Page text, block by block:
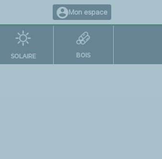
Mon espace
SOLAIRE BOIS